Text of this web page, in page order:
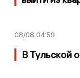
08/08 04:59
В Тульской